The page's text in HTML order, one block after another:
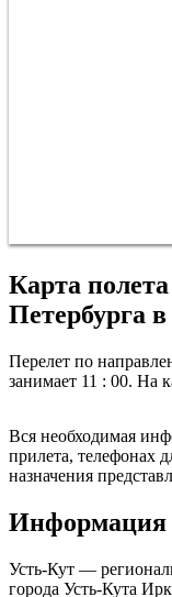
Карта
Петербурга
Перелет по
занимает 11 : 00. На
Вся необходимая
прилета, телефонах
назначения
Информация
Усть-Кут —
города Усть-Кута